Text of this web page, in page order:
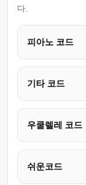
다.
피아노 코드
기타 코드
우쿨렐레 코드
쉬운코드